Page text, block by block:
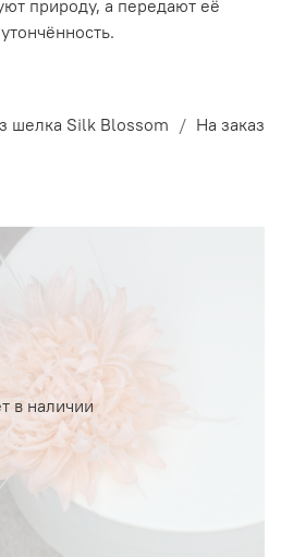
природу, а передают её
шелка Silk Blossom На заказ
в наличии